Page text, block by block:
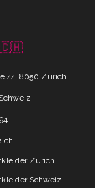
🇨🇭
44, 8050 Zürich
Zürich
Schweiz